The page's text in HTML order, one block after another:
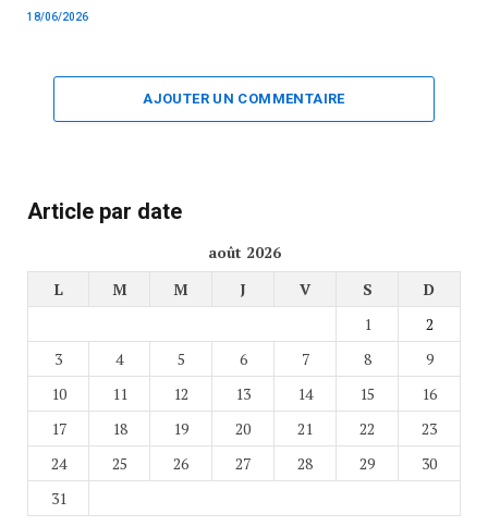
18/06/2026
AJOUTER UN COMMENTAIRE
Article par date
août 2026
L
M M J V S
D
1
2
3
4 5 6 7 8
9
10
11 12 13 14 15
16
17
18 19 20 21 22
23
24
25 26 27 28 29
30
31